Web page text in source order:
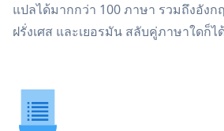
แปลได้มากกว่า 100 ภาษา รวมถึงอัง
ฝรั่งเศส และเยอรมัน สลับคู่ภาษาใดก็ไ